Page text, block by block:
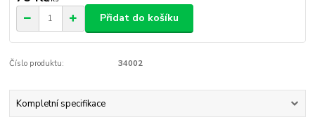
Přidat do košíku
Číslo produktu: 34002
Kompletní specifikace